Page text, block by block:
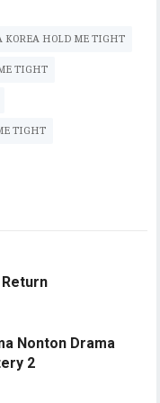
KOREA HOLD ME TIGHT
TIGHT
TIGHT
Nonton Drama
2